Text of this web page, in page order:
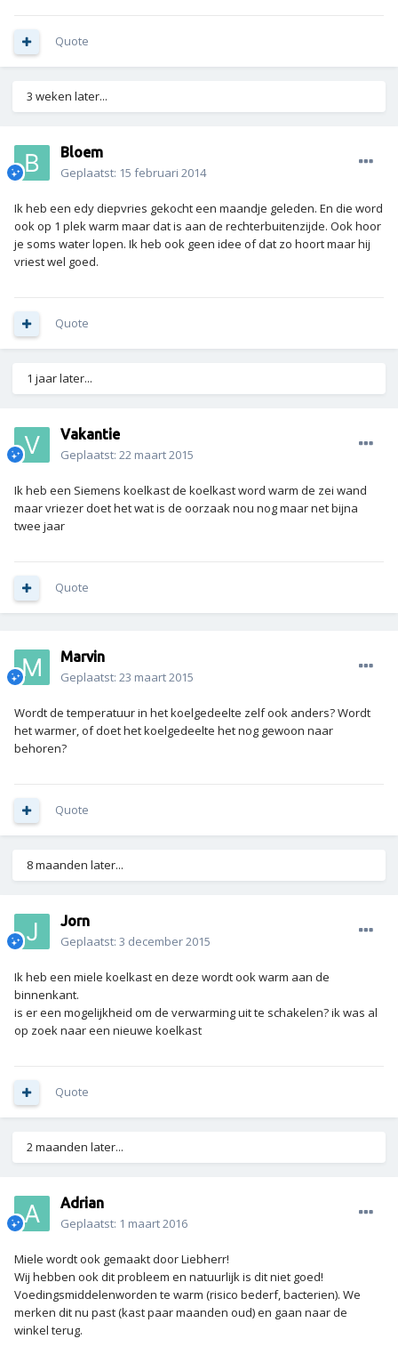
Quote
3 weken later...
Bloem
Geplaatst: 15 februari 2014
Ik heb een edy diepvries gekocht een maandje geleden. En die word
ook op 1 plek warm maar dat is aan de rechterbuitenzijde. Ook hoor
je soms water lopen. Ik heb ook geen idee of dat zo hoort maar hij
vriest wel goed.
Quote
1 jaar later...
Vakantie
Geplaatst: 22 maart 2015
Ik heb een Siemens koelkast de koelkast word warm de zei wand
maar vriezer doet het wat is de oorzaak nou nog maar net bijna
twee jaar
Quote
Marvin
Geplaatst: 23 maart 2015
Wordt de temperatuur in het koelgedeelte zelf ook anders? Wordt
het warmer, of doet het koelgedeelte het nog gewoon naar
behoren?
Quote
8 maanden later...
Jorn
Geplaatst: 3 december 2015
Ik heb een miele koelkast en deze wordt ook warm aan de
binnenkant.
is er een mogelijkheid om de verwarming uit te schakelen? ik was al
op zoek naar een nieuwe koelkast
Quote
2 maanden later...
Adrian
Geplaatst: 1 maart 2016
Miele wordt ook gemaakt door Liebherr!
Wij hebben ook dit probleem en natuurlijk is dit niet goed!
Voedingsmiddelenworden te warm (risico bederf, bacterien). We
merken dit nu past (kast paar maanden oud) en gaan naar de
winkel terug.